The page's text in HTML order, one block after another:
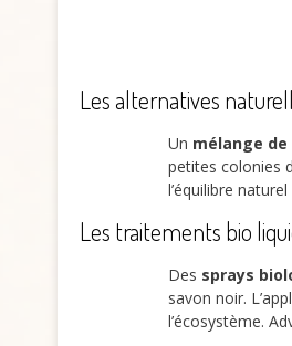
Les alternatives
Un mélange
petites colonies
l’équilibre
Les traitements bio
Des sprays
savon noir.
l’écosystème.